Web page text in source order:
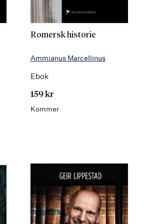
Romersk historie
Ammianus Marcellinus
Ebok
159 kr
Kommer